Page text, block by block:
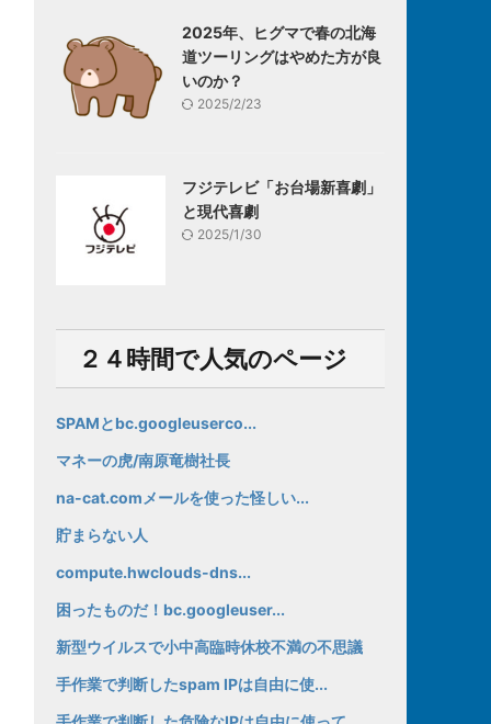
2025年、ヒグマで春の北海
道ツーリングはやめた方が良
いのか？
2025/2/23
フジテレビ「お台場新喜劇」
と現代喜劇
2025/1/30
２４時間で人気のページ
SPAMとbc.googleuserco...
マネーの虎/南原竜樹社長
na-cat.comメールを使った怪しい...
貯まらない人
compute.hwclouds-dns...
困ったものだ！bc.googleuser...
新型ウイルスで小中高臨時休校不満の不思議
手作業で判断したspam IPは自由に使...